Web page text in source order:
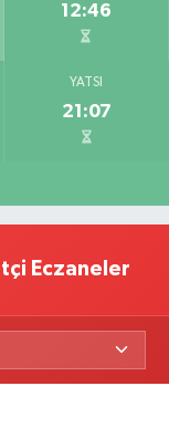
12:46
YATSI
21:07
Eczaneler